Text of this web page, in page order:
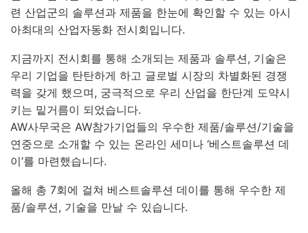
련 산업군의 솔루션과 제품을 한눈에 확인할 수 있는 아시
아최대의 산업자동화 전시회입니다.
지금까지 전시회를 통해 소개되는 제품과 솔루션, 기술은
우리 기업을 탄탄하게 하고 글로벌 시장의 차별화된 경쟁
력을 갖게 했으며, 궁극적으로 우리 산업을 한단계 도약시
키는 밑거름이 되었습니다.
AW사무국은 AW참가기업들의 우수한 제품/솔루션/기술을
연중으로 소개할 수 있는 온라인 세미나 ‘베스트솔루션 데
이’를 마련했습니다.
올해 총 7회에 걸쳐 베스트솔루션 데이를 통해 우수한 제
품/솔루션, 기술을 만날 수 있습니다.